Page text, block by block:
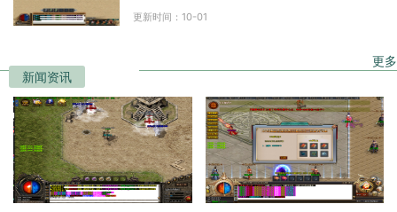
一些复古玩家来说，热血传奇已经过去，他们
更新时间：10-01
新闻资讯
更多